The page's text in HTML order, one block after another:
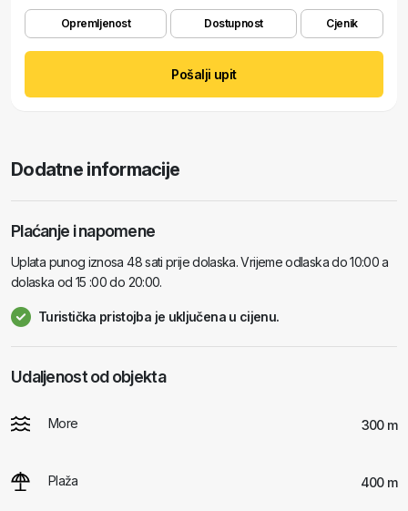
Opremljenost Dostupnost Cjenik
Pošalji upit
Dodatne informacije
Plaćanje i napomene
Uplata punog iznosa 48 sati prije dolaska. Vrijeme odlaska do 10:00 a
dolaska od 15 :00 do 20:00.
Turistička pristojba je uključena u cijenu.
Udaljenost od objekta
More 300 m
Plaža 400 m